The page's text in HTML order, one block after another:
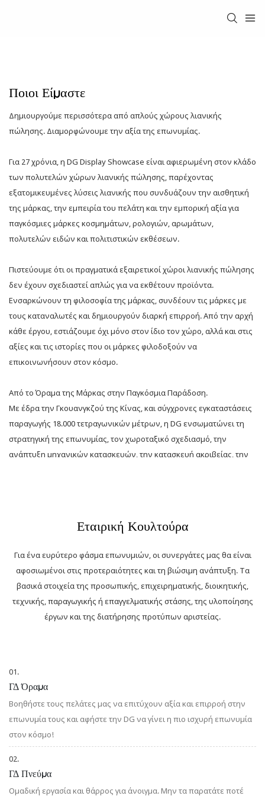
Ποιοι Είμαστε
Δημιουργούμε περισσότερα από απλούς χώρους λιανικής
πώλησης. Διαμορφώνουμε την αξία της επωνυμίας.
Για 27 χρόνια, η DG Display Showcase είναι αφιερωμένη στον κλάδο
των πολυτελών χώρων λιανικής πώλησης, παρέχοντας
εξατομικευμένες λύσεις λιανικής που συνδυάζουν την αισθητική
της μάρκας, την εμπειρία του πελάτη και την εμπορική αξία για
παγκόσμιες μάρκες κοσμημάτων, ρολογιών, αρωμάτων,
πολυτελών ειδών και πολιτιστικών εκθέσεων.
Πιστεύουμε ότι οι πραγματικά εξαιρετικοί χώροι λιανικής πώλησης
δεν έχουν σχεδιαστεί απλώς για να εκθέτουν προϊόντα.
Ενσαρκώνουν τη φιλοσοφία της μάρκας, συνδέουν τις μάρκες με
τους καταναλωτές και δημιουργούν διαρκή επιρροή. Από την αρχή
κάθε έργου, εστιάζουμε όχι μόνο στον ίδιο τον χώρο, αλλά και στις
αξίες και τις ιστορίες που οι μάρκες φιλοδοξούν να
επικοινωνήσουν στον κόσμο.
Από το Όραμα της Μάρκας στην Παγκόσμια Παράδοση.
Με έδρα την Γκουανγκζού της Κίνας, και σύγχρονες εγκαταστάσεις
παραγωγής 18.000 τετραγωνικών μέτρων, η DG ενσωματώνει τη
στρατηγική της επωνυμίας, τον χωροταξικό σχεδιασμό, την
ανάπτυξη μηχανικών κατασκευών, την κατασκευή ακριβείας, την
κύκλου ζωής του έργου, βοηθώντας τους πελάτες μας παγκοσμίως
περιβάλλοντα λιανικής πώλησης.
Μέχρι σήμερα, η DG έχει προσφέρει λύσεις λιανικού χώρου για
περισσότερα από 9.380+ καταστήματα επώνυμων εταιρειών
παγκοσμίως, αποκτώντας εκτεταμένη εμπειρία στη διαχείριση
ταυτοτήτων επωνυμίας.
Ακριβής Κατασκευή — Το Θεμέλιο της Δέσμευσής μας απέναντι
στην επωνυμία μας.
Ο εξαιρετικός σχεδιασμός απαιτεί εξίσου εξαιρετική εκτέλεση.
Η DG έχει εισαγάγει προηγμένο γερμανικό εξοπλισμό κατασκευής
CNC και έχει δημιουργήσει ένα ψηφιακό σύστημα παραγωγής,
συνδυάζοντας τη σύγχρονη τεχνολογία κατασκευής με την
Εταιρική Κουλτούρα
Για ένα ευρύτερο φάσμα επωνυμιών, οι συνεργάτες μας θα είναι
αφοσιωμένοι στις προτεραιότητες και τη βιώσιμη ανάπτυξη. Τα
βασικά στοιχεία της προσωπικής, επιχειρηματικής, διοικητικής,
τεχνικής, παραγωγικής ή επαγγελματικής στάσης, της υλοποίησης
έργων και της διατήρησης προτύπων αριστείας.
01.
ΓΔ Όραμα
Βοηθήστε τους πελάτες μας να επιτύχουν αξία και επιρροή στην
επωνυμία τους και αφήστε την DG να γίνει η πιο ισχυρή επωνυμία
στον κόσμο!
02.
ΓΔ Πνεύμα
Ομαδική εργασία και θάρρος για άνοιγμα. Μην τα παρατάτε ποτέ